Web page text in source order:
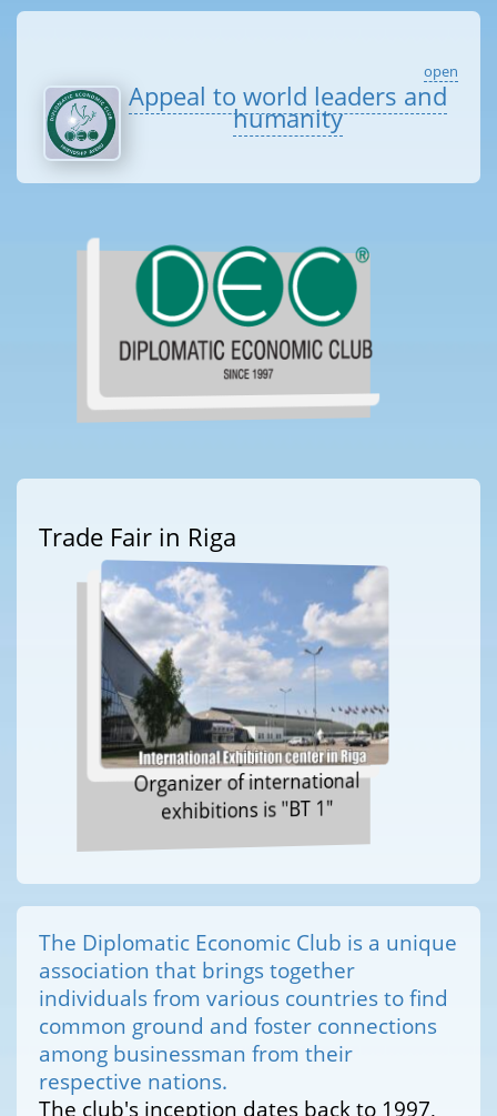
open
Appeal to world leaders and
humanity
Trade Fair in Riga
Organizer of international
exhibitions is "BT 1"
The Diplomatic Economic Club is a unique
association that brings together
individuals from various countries to find
common ground and foster connections
among businessman from their
respective nations.
The club's inception dates back to 1997,